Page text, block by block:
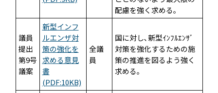
配慮を強く求める｡
議員
提出
第9号
議案
新型インフ
ルエンザ対
策の強化を
求める意見
書
(PDF:10KB)
全議
員
国に対し､新型ｲﾝﾌﾙｴﾝｻﾞ
対策を強化するための施
策の推進を図るよう強く
求める｡